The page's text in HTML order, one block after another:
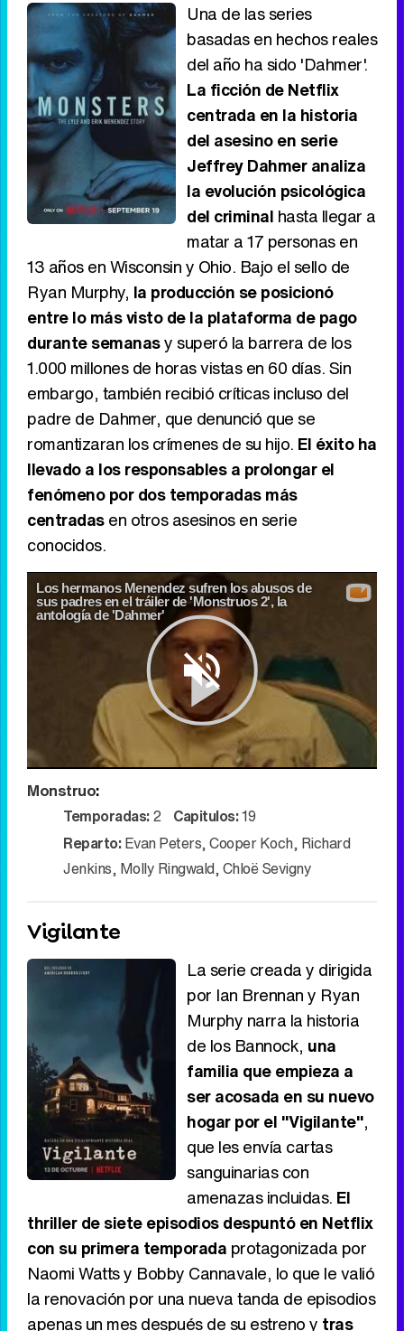
Una de las series
basadas en hechos reales
del año ha sido 'Dahmer'.
La ficción de Netflix
centrada en la historia
del asesino en serie
Jeffrey Dahmer analiza
la evolución psicológica
del criminal hasta llegar a
matar a 17 personas en
13 años en Wisconsin y Ohio. Bajo el sello de
Ryan Murphy, la producción se posicionó
entre lo más visto de la plataforma de pago
durante semanasy superó la barrera de los
1.000 millones de horas vistas en 60 días. Sin
embargo, también recibió críticas incluso del
padre de Dahmer, que denunció que se
romantizaran los crímenes de su hijo. El éxito ha
llevado a los responsables a prolongar el
fenómeno por dos temporadas más
centradasen otros asesinos en serie
conocidos.
Play
Video
Los hermanos Menendez sufren los abusos de
sus padres en el tráiler de 'Monstruos 2', la
antología de 'Dahmer'
Monstruo:
Temporadas:2 Capitulos:19
Reparto: Evan Peters,Cooper Koch, Richard
Jenkins, Molly Ringwald,Chloë Sevigny
Vigilante
La serie creada y dirigida
por Ian Brennan y Ryan
Murphy narra la historia
de los Bannock, una
familia que empieza a
ser acosada en su nuevo
hogar por el "Vigilante",
que les envía cartas
sanguinarias con
amenazas incluidas. El
thriller de siete episodios despuntó en Netflix
con su primera temporada protagonizada por
Naomi Watts y Bobby Cannavale, lo que le valió
la renovación por una nueva tanda de episodios
apenas un mes después de su estreno y tras